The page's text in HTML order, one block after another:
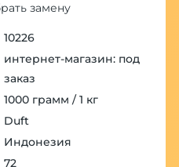
замену
10226
интернет-магазин: под
заказ
1000 грамм / 1 кг
Duft
Индонезия
72